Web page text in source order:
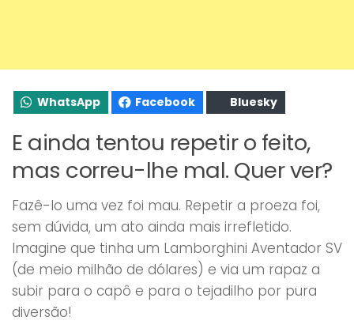
WhatsApp Facebook Bluesky
E ainda tentou repetir o feito,
mas correu-lhe mal. Quer ver?
Fazê-lo uma vez foi mau. Repetir a proeza foi,
sem dúvida, um ato ainda mais irrefletido.
Imagine que tinha um Lamborghini Aventador SV
(de meio milhão de dólares) e via um rapaz a
subir para o capô e para o tejadilho por pura
diversão!